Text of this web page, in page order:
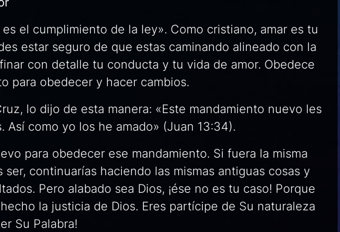
el cumplimiento de la ley». Como cristiano, amar es tu
estar seguro de que estas caminando alineado con la
con detalle tu conducta y tu vida de amor. Obedece
para obedecer y hacer cambios.
lo dijo de esta manera: «Este mandamiento nuevo les
como yo los he amado» (Juan 13:34).
para obedecer ese mandamiento. Si fuera la misma
continuarías haciendo las mismas antiguas cosas y
Pero alabado sea Dios, ¡ése no es tu caso! Porque
la justicia de Dios. Eres partícipe de Su naturaleza
Su Palabra!